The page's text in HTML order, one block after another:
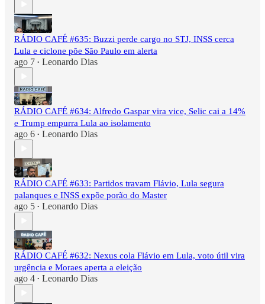
RÁDIO CAFÉ #635: Buzzi perde cargo no STJ, INSS cerca
Lula e ciclone põe São Paulo em alerta
ago 7 • Leonardo Dias
RÁDIO CAFÉ #634: Alfredo Gaspar vira vice, Selic cai a 14%
e Trump empurra Lula ao isolamento
ago 6 • Leonardo Dias
RÁDIO CAFÉ #633: Partidos travam Flávio, Lula segura
palanques e INSS expõe porão do Master
ago 5 • Leonardo Dias
RÁDIO CAFÉ #632: Nexus cola Flávio em Lula, voto útil vira
urgência e Moraes aperta a eleição
ago 4 • Leonardo Dias